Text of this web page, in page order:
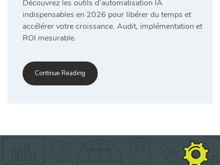
Découvrez les outils d’automatisation IA
indispensables en 2026 pour libérer du temps et
accélérer votre croissance. Audit, implémentation et
ROI mesurable.
Continue Reading